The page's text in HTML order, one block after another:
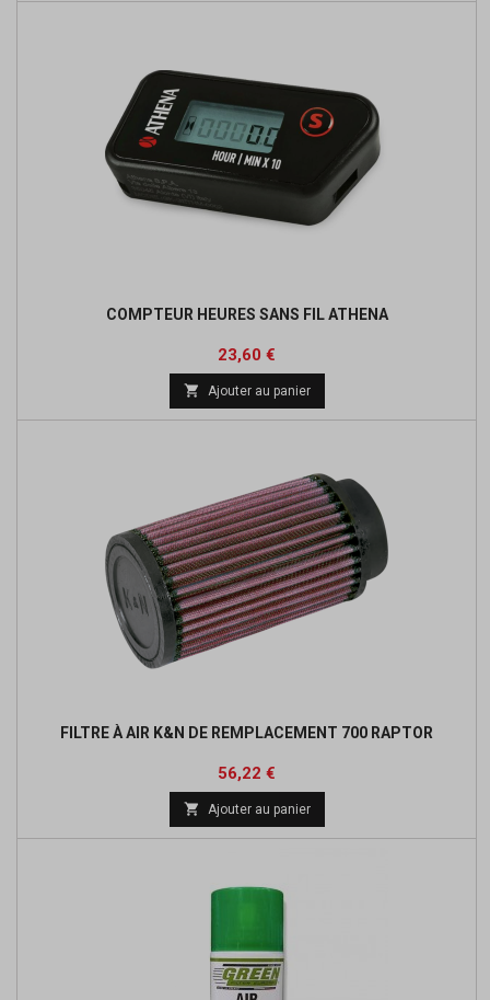
COMPTEUR HEURES SANS FIL ATHENA
Prix
23,60 €
base
 Ajouter au panier
FILTRE À AIR K&N DE REMPLACEMENT 700 RAPTOR
Prix
56,22 €
base
 Ajouter au panier